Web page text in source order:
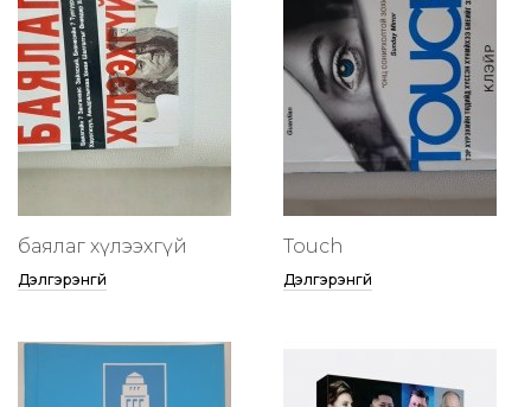
баялаг хүлээхгүй
Дэлгэрэнгүй
Touch
Дэлгэрэнгүй